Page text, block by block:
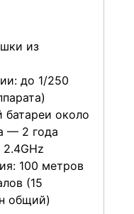
из
до 1/250
около
— 2 года
2.4GHz
100 метров
(15
общий)